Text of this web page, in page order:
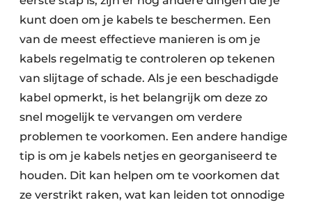
kunt doen om je kabels te beschermen. Een
van de meest effectieve manieren is om je
kabels regelmatig te controleren op tekenen
van slijtage of schade. Als je een beschadigde
kabel opmerkt, is het belangrijk om deze zo
snel mogelijk te vervangen om verdere
problemen te voorkomen. Een andere handige
tip is om je kabels netjes en georganiseerd te
houden. Dit kan helpen om te voorkomen dat
ze verstrikt raken, wat kan leiden tot onnodige